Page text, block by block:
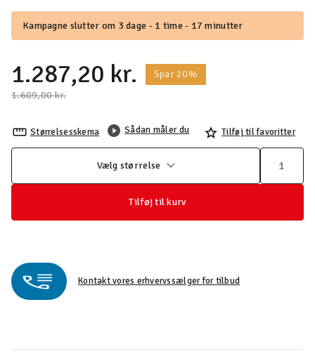
Kampagne slutter om 3 dage - 1 time - 17 minutter
1.287,20 kr.
Spar 20%
Pris nedsat fra
1.609,00 kr.til
Størrelsesskema Sådan måler du Tilføj til favoritter
Vælg størrelse
Tilføj til kurv
Kontakt vores erhvervssælger for tilbud